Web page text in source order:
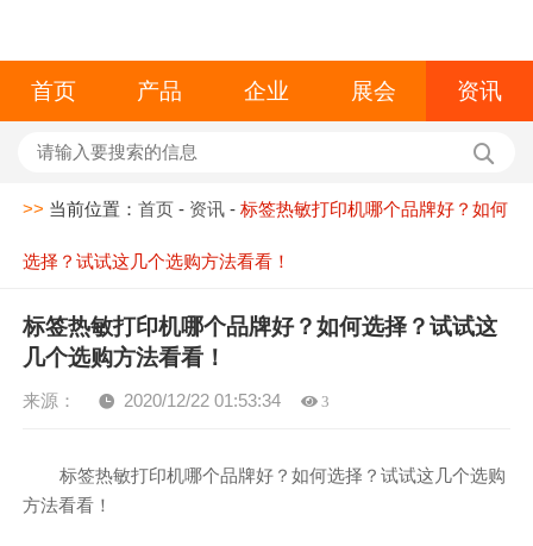
首页 产品 企业 展会 资讯
>> 当前位置：首页 - 资讯 -标签热敏打印机哪个品牌好？如何
选择？试试这几个选购方法看看！
标签热敏打印机哪个品牌好？如何选择？试试这
几个选购方法看看！
来源： 2020/12/22 01:53:34 3
标签热敏打印机哪个品牌好？如何选择？试试这几个选购
方法看看！